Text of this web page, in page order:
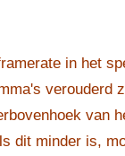
in het
verouderd
van
dit minder is,